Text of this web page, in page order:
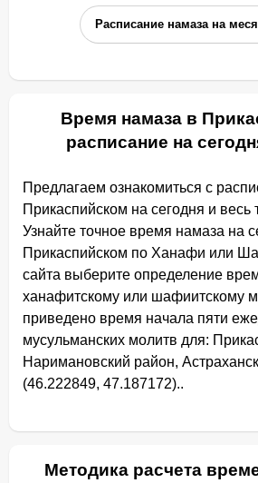
Расписание намаза на
Время намаза в
расписание на
Предлагаем ознакомиться с
Прикаспийском на сегодня и весь
Узнайте точное время намаза на
Прикаспийском по Ханафи или
сайта выберите определение
ханафитскому или шафиитскому
приведено время начала пяти
мусульманских молитв для:
Наримановский район,
(46.222849, 47.187172)..
Методика расчета